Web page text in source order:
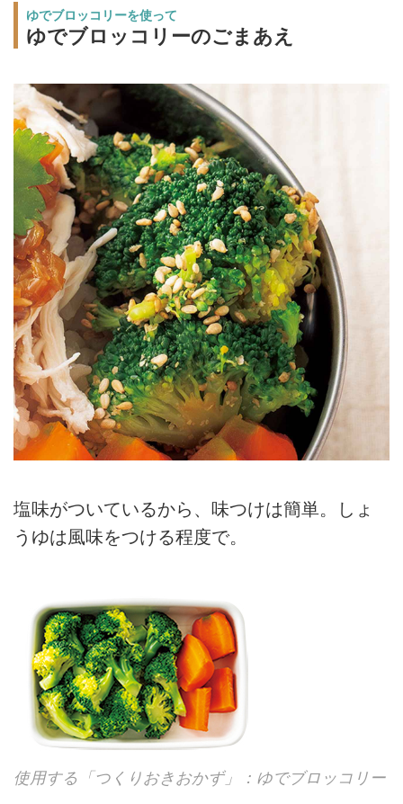
ゆでブロッコリーを使って
ゆでブロッコリーのごまあえ
塩味がついているから、味つけは簡単。しょ
うゆは風味をつける程度で。
使用する「つくりおきおかず」：ゆでブロッコリー